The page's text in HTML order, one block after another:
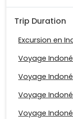
Trip Duration
Excursion en
Voyage
Voyage
Voyage
Voyage